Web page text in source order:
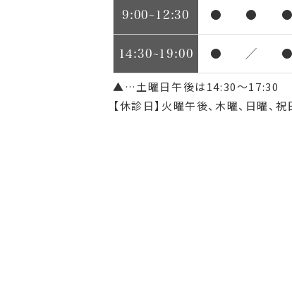
9:00~12:30 ● ● ●
14:30~19:00 ● ／ ●
▲…土曜日午後は14:30～17:30
【休診日】火曜午後、木曜、日曜、祝